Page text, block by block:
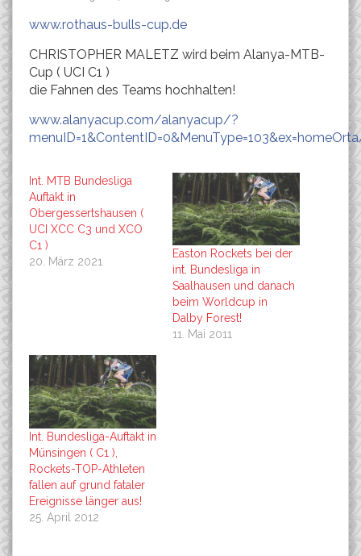
www.rothaus-bulls-cup.de
CHRISTOPHER MALETZ wird beim Alanya-MTB-
Cup ( UCI C1 )
die Fahnen des Teams hochhalten!
www.alanyacup.com/alanyacup/?
Int. MTB Bundesliga
Auftakt in
Obergessertshausen (
UCI XCC C3 und XCO
C1 )
20. März 2021
Easton Rockets bei der
int. Bundesliga in
Saalhausen und danach
beim Worldcup in
Dalby Forest!
11. Mai 2011
Int. Bundesliga-Auftakt in
Münsingen ( C1 ),
Rockets-TOP-Athleten
fallen auf grund fataler
Ereignisse länger aus!
25. April 2012